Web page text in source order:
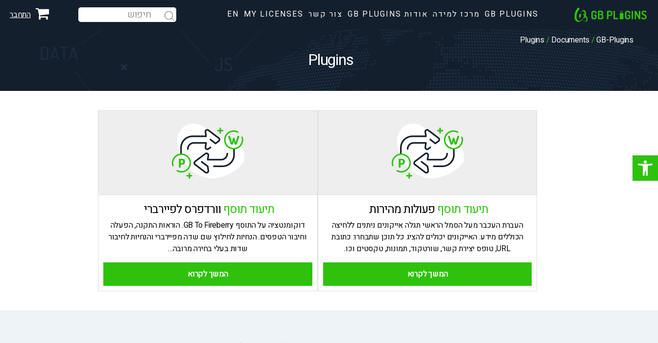
פתח סרגל נגישות
GB PLUGINS מרכז למידה אודות GB PLUGINS צור קשר MY LICENSES
EN חיפוש התחבר
GB-Plugins
/
Documents
/
Plugins
Plugins
תיעוד תוסף פעולות מהירות
העברת העכבר מעל הסמל הראשי תגלה אייקונים ניתנים ללחיצה
הכוללים מידע. האייקונים יכולים להציג כל תוכן שתבחרו: כתובת
URL, טופס יצירת קשר, שורטקוד, תמונות, טקסטים וכו.
המשך לקרוא
תיעוד תוסףוורדפרס לפיירברי
דוקומנטציה על התוסף GB To Fireberry. הוראות התקנה, הפעלה
וחיבור הטפסים. הנחיות לחילוץ שם שדה מפיירברי והנחיות לחיבור
שדות בעלי בחירה מרובה…
המשך לקרוא